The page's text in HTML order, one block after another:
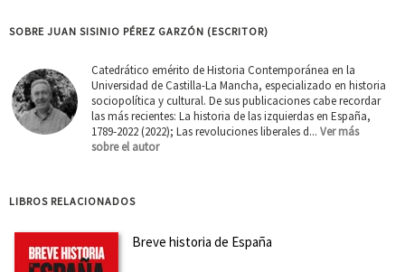
SOBRE JUAN SISINIO PÉREZ GARZÓN (ESCRITOR)
Catedrático emérito de Historia Contemporánea en la
Universidad de Castilla-La Mancha, especializado en historia
sociopolítica y cultural. De sus publicaciones cabe recordar
las más recientes: La historia de las izquierdas en España,
1789-2022 (2022); Las revoluciones liberales d... Ver más
sobre el autor
LIBROS RELACIONADOS
Breve historia de España